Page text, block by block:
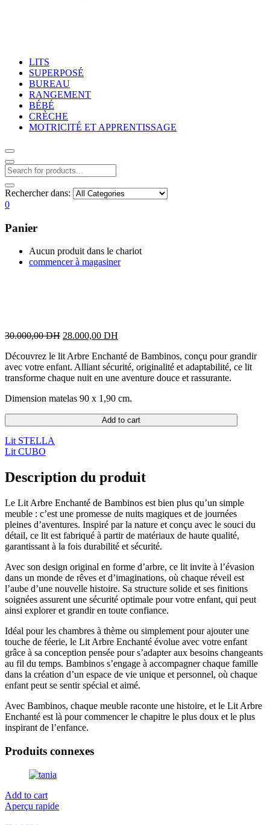
LITS
SUPERPOSÉ
BUREAU
RANGEMENT
BÉBÉ
CRÈCHE
MOTRICITÉ ET APPRENTISSAGE
Rechercher dans:
0
Panier
Aucun produit dans le chariot
commencer à magasiner
30.000,00DH Original
was:
30.000,00 DH.
28.000,00 DH
is:
28.000,00 DH.
Découvrez le lit Arbre Enchanté de Bambinos, conçu pour grandir
avec votre enfant. Alliant sécurité, originalité et adaptabilité, ce lit
transforme chaque nuit en une aventure douce et rassurante.
Dimension matelas 90 x 1,90 cm.
Add to cart
Lit STELLA
Lit CUBO
Description du produit
Le Lit Arbre Enchanté de Bambinos est bien plus qu’un simple
meuble : c’est une promesse de nuits magiques et de journées
pleines d’aventures. Inspiré par la nature et conçu avec le souci du
détail, ce lit est fabriqué à partir de matériaux de haute qualité,
garantissant à la fois durabilité et sécurité.
Avec son design original en forme d’arbre, ce lit invite à l’évasion
dans un monde de rêves et d’imaginations, où chaque réveil est
l’aube d’une nouvelle histoire. Sa structure solide et ses finitions
soignées assurent une sécurité optimale pour votre enfant, qui peut
ainsi explorer et grandir en toute confiance.
Idéal pour les chambres à thème ou simplement pour ajouter une
touche de féerie, le Lit Arbre Enchanté évolue avec votre enfant
grâce à sa conception pensée pour s’adapter aux besoins changeants
au fil du temps. Bambinos s’engage à accompagner chaque famille
dans la création d’un espace de vie unique et personnel, où chaque
enfant peut se sentir spécial et aimé.
Avec Bambinos, chaque meuble raconte une histoire, et le Lit Arbre
Enchanté est là pour commencer le chapitre le plus doux et le plus
inspirant de l’enfance.
Produits connexes
Add to cart
Aperçu rapide